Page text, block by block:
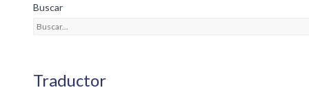
Buscar
Traductor